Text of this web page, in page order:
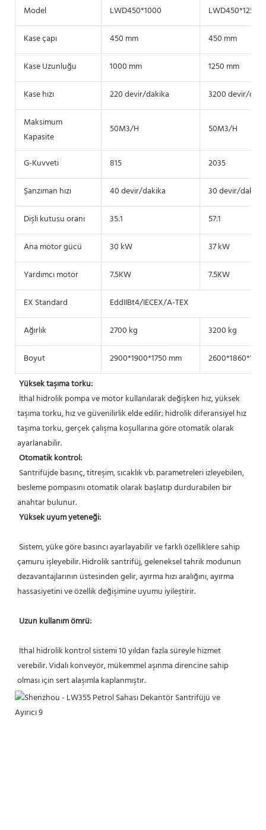
Model LWD450*1000 LWD450*1250
Kase çapı 450 mm 450 mm
Kase Uzunluğu 1000 mm 1250 mm
Kase hızı 220 devir/dakika 3200 devir/
Maksimum
Kapasite
50M3/H 50M3/H
G-Kuvveti 815 2035
Şanzıman hızı 40 devir/dakika 30 devir/dakika
Dişli kutusu oranı 35:1 57:1
Ana motor gücü 30 kW 37 kW
Yardımcı motor 7.5KW 7.5KW
EX Standard EddIIBt4/IECEX/A-TEX
Ağırlık 2700 kg 3200 kg
Boyut 2900*1900*1750 mm
Yüksek taşıma torku:
taşıma torku, hız ve güvenilirlik elde edilir; hidrolik diferansiyel hız
taşıma torku, gerçek çalışma koşullarına göre otomatik olarak
ayarlanabilir.
Otomatik kontrol:
besleme pompasını otomatik olarak başlatıp durdurabilen bir
anahtar bulunur.
Yüksek uyum yeteneği:
çamuru işleyebilir. Hidrolik santrifüj, geleneksel tahrik modunun
dezavantajlarının üstesinden gelir, ayırma hızı aralığını, ayırma
hassasiyetini ve özellik değişimine uyumu iyileştirir.
Uzun kullanım ömrü:
verebilir. Vidalı konveyör, mükemmel aşınma direncine sahip
olması için sert alaşımla kaplanmıştır.